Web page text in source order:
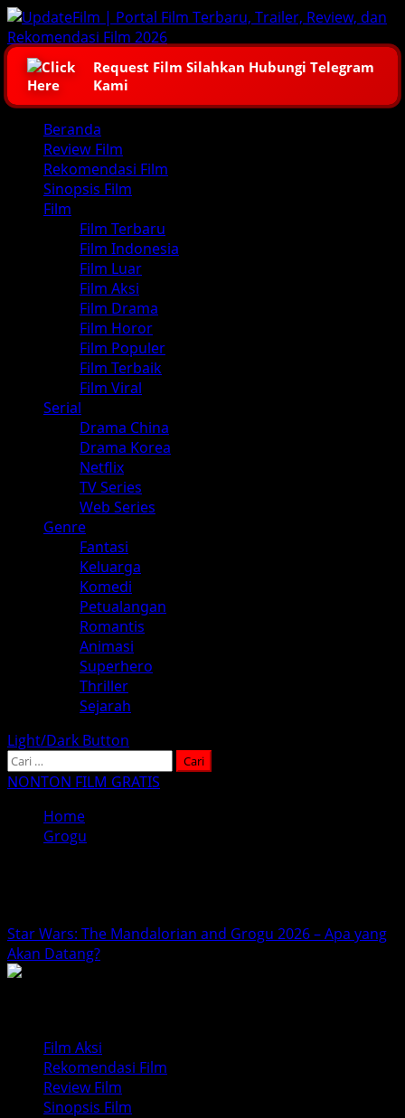
Skip
to
content
Request Film Silahkan Hubungi Telegram
Kami
Primary
Menu
Beranda
Review Film
Rekomendasi Film
Sinopsis Film
Film
Film Terbaru
Film Indonesia
Film Luar
Film Aksi
Film Drama
Film Horor
Film Populer
Film Terbaik
Film Viral
Serial
Drama China
Drama Korea
Netflix
TV Series
Web Series
Genre
Fantasi
Keluarga
Komedi
Petualangan
Romantis
Animasi
Superhero
Thriller
Sejarah
Light/Dark Button
Cari
untuk:
NONTON FILM GRATIS
Home
Grogu
Star Wars: The Mandalorian and Grogu 2026 – Apa yang
Akan Datang?
Film Aksi
Rekomendasi Film
Review Film
Sinopsis Film